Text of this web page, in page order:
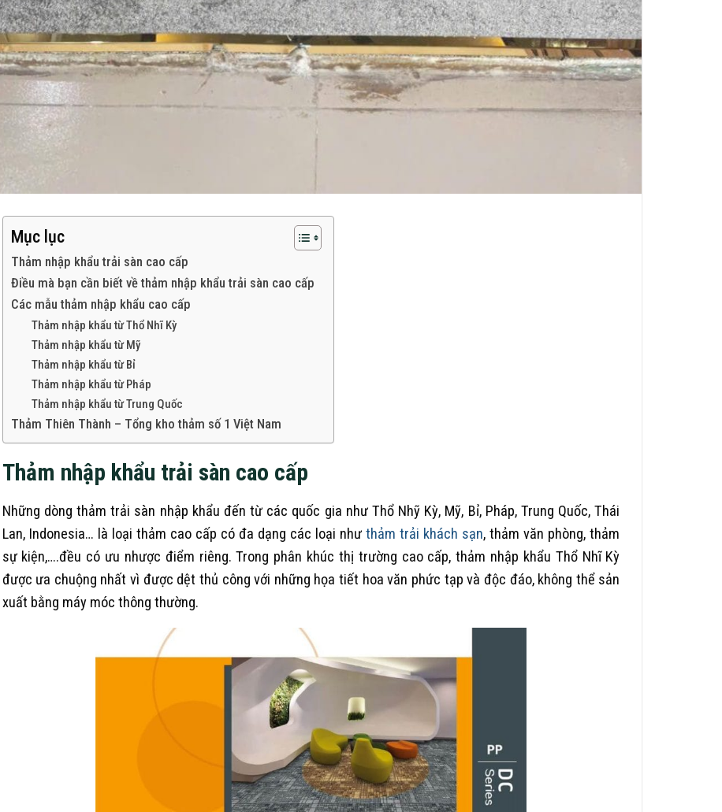
Mục lục
Thảm nhập khẩu trải sàn cao cấp
Điều mà bạn cần biết về thảm nhập khẩu trải sàn cao cấp
Các mẫu thảm nhập khẩu cao cấp
Thảm nhập khẩu từ Thổ Nhĩ Kỳ
Thảm nhập khẩu từ Mỹ
Thảm nhập khẩu từ Bỉ
Thảm nhập khẩu từ Pháp
Thảm nhập khẩu từ Trung Quốc
Thảm Thiên Thành – Tổng kho thảm số 1 Việt Nam
Thảm nhập khẩu trải sàn cao cấp
Những dòng thảm trải sàn nhập khẩu đến từ các quốc gia như Thổ Nhỹ Kỳ, Mỹ, Bỉ, Pháp, Trung Quốc, Thái
Lan, Indonesia… là loại thảm cao cấp có đa dạng các loại nhưthảm trải khách sạn, thảm văn phòng, thảm
sự kiện,….đều có ưu nhược điểm riêng. Trong phân khúc thị trường cao cấp, thảm nhập khẩu Thổ Nhĩ Kỳ
được ưa chuộng nhất vì được dệt thủ công với những họa tiết hoa văn phức tạp và độc đáo, không thể sản
xuất bằng máy móc thông thường.